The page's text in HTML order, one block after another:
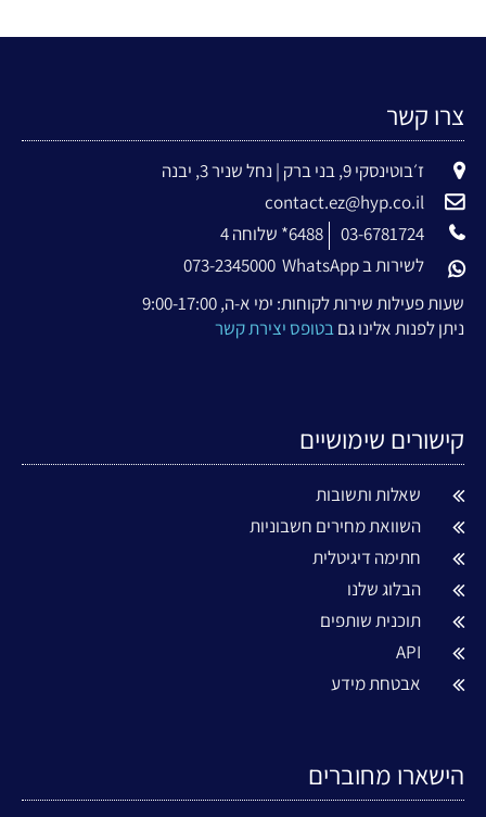
צרו קשר
ז׳בוטינסקי 9, בני ברק | נחל שניר 3, יבנה
contact.ez@hyp.co.il
03-6781724
6488* שלוחה 4
לשירות ב WhatsApp
073-2345000
שעות פעילות שירות לקוחות: ימי א-ה, 9:00-17:00
ניתן לפנות אלינו גםבטופס יצירת קשר
קישורים שימושיים
שאלות ותשובות
השוואת מחירים חשבוניות
חתימה דיגיטלית
הבלוג שלנו
תוכנית שותפים
API
אבטחת מידע
הישארו מחוברים